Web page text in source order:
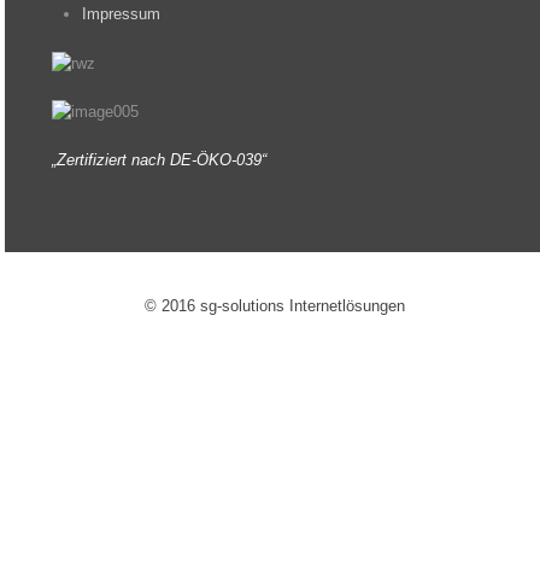
Impressum
„Zertifiziert nach DE-ÖKO-039“
© 2016 sg-solutions Internetlösungen